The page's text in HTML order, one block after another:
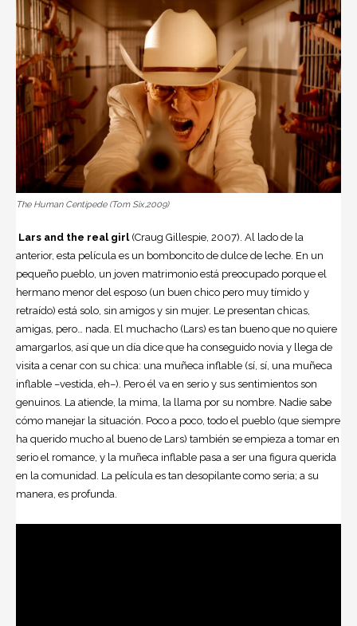
The Human Centipede (Tom Six,2009)
Lars and the real girl (Craug Gillespie, 2007). Al lado de la
anterior, esta película es un bomboncito de dulce de leche. En un
pequeño pueblo, un joven matrimonio está preocupado porque el
hermano menor del esposo (un buen chico pero muy tímido y
retraído) está solo, sin amigos y sin mujer. Le presentan chicas,
amigas, pero… nada. El muchacho (Lars) es tan bueno que no quiere
amargarlos, así que un día dice que ha conseguido novia y llega de
visita a cenar con su chica: una muñeca inflable (sí, sí, una muñeca
inflable –vestida, eh–). Pero él va en serio y sus sentimientos son
genuinos. La atiende, la mima, la llama por su nombre. Nadie sabe
cómo manejar la situación. Poco a poco, todo el pueblo (que siempre
ha querido mucho al bueno de Lars) también se empieza a tomar en
serio el romance, y la muñeca inflable pasa a ser una figura querida
en la comunidad. La película es tan desopilante como seria; a su
manera, es profunda.